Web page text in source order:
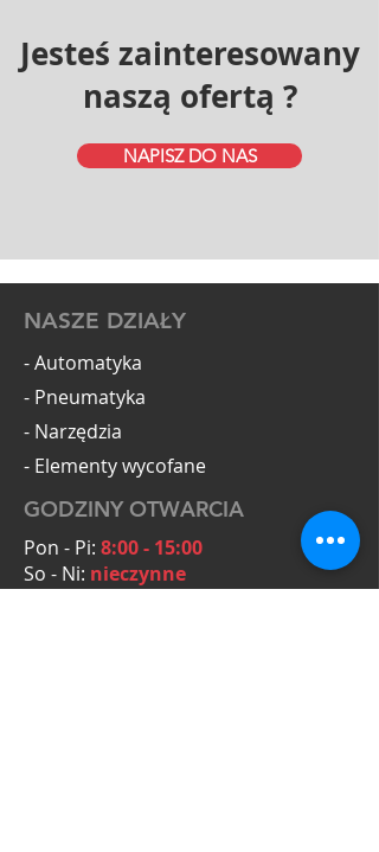
Jesteś zainteresowany
naszą ofertą ?
NAPISZ DO NAS
NASZE DZIAŁY
- Automatyka
- Pneumatyka
- Narzędzia
- Elementy wycofane
GODZINY OTWARCIA
Pon - Pi: 8:00 - 15:00
So - Ni: nieczynne